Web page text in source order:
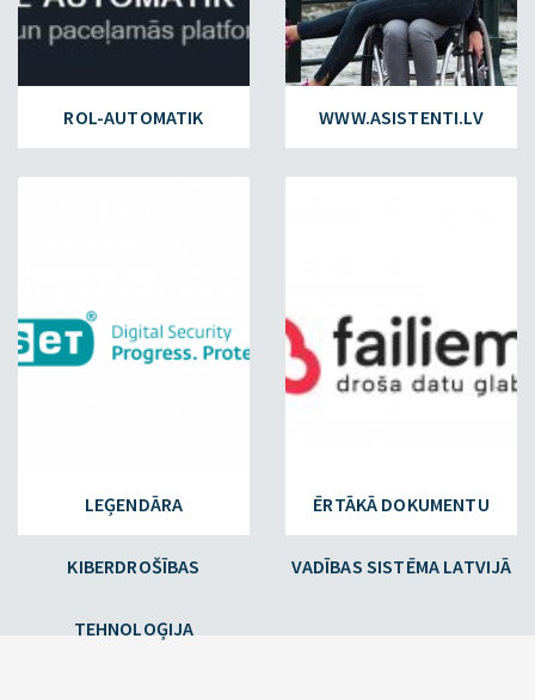
ROL-AUTOMATIK WWW.ASISTENTI.LV
LEĢENDĀRA
KIBERDROŠĪBAS
TEHNOLOĢIJA
ĒRTĀKĀ DOKUMENTU
VADĪBAS SISTĒMA LATVIJĀ